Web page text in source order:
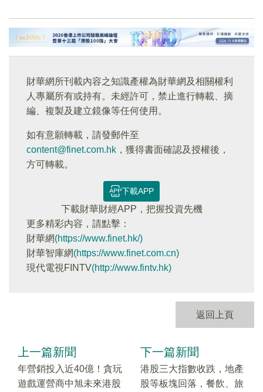
財華網所刊載內容之知識產權為財華網及相關權利
人專屬所有或持有。未經許可，禁止進行轉載、摘
編、複製及建立鏡像等任何使用。
如有意願轉載，請發郵件至
content@finet.com.hk ，獲得書面確認及授權後，
方可轉載。
下載APP
下載財華財經APP，把握投資先機
更多精彩内容，請點擊：
財華網(https://www.finet.hk/)
財華智庫網(https://www.finet.com.cn)
現代電視FINTV(http://www.fintv.hk)
返回上頁
上一篇新聞
年營銷投入近40億！貪玩
遊戲運營商中旭未來港股
下一篇新聞
港股三大指數收跌，地產
股等板塊回落，餐飲、旅